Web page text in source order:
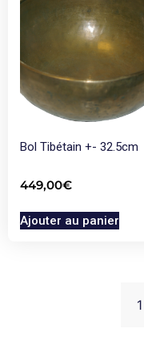
Bol Tibétain +- 32.5cm
449,00€
Ajouter au panier
1